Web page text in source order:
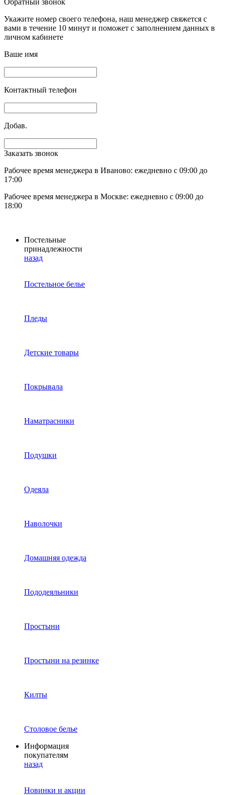
Укажите номер своего телефона, наш менеджер свяжется с
вами в течение 10 минут и поможет с заполнением данных в
личном кабинете
Ваше имя
Контактный телефон
Добав.
Заказать звонок
Рабочее время менеджера в Иваново: ежедневно с 09:00 до
17:00
Рабочее время менеджера в Москве: ежедневно с 09:00 до
18:00
Постельные
принадлежности
назад
Постельное белье
Пледы
Детские товары
Покрывала
Наматрасники
Подушки
Одеяла
Наволочки
Домашняя одежда
Пододеяльники
Простыни
Простыни на резинке
Килты
Столовое белье
Информация
покупателям
назад
Новинки и акции